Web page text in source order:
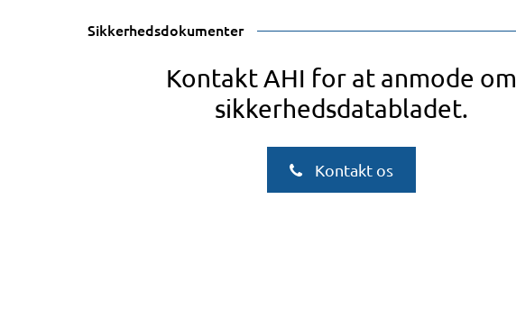
Sikkerhedsdokumenter
Kontakt AHI for at anmode om
sikkerhedsdatabladet.
Kontakt os